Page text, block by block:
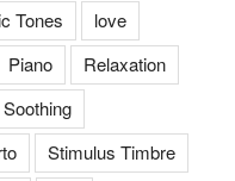
Tones
love
Piano
Relaxation
Soothing
Stimulus Timbre